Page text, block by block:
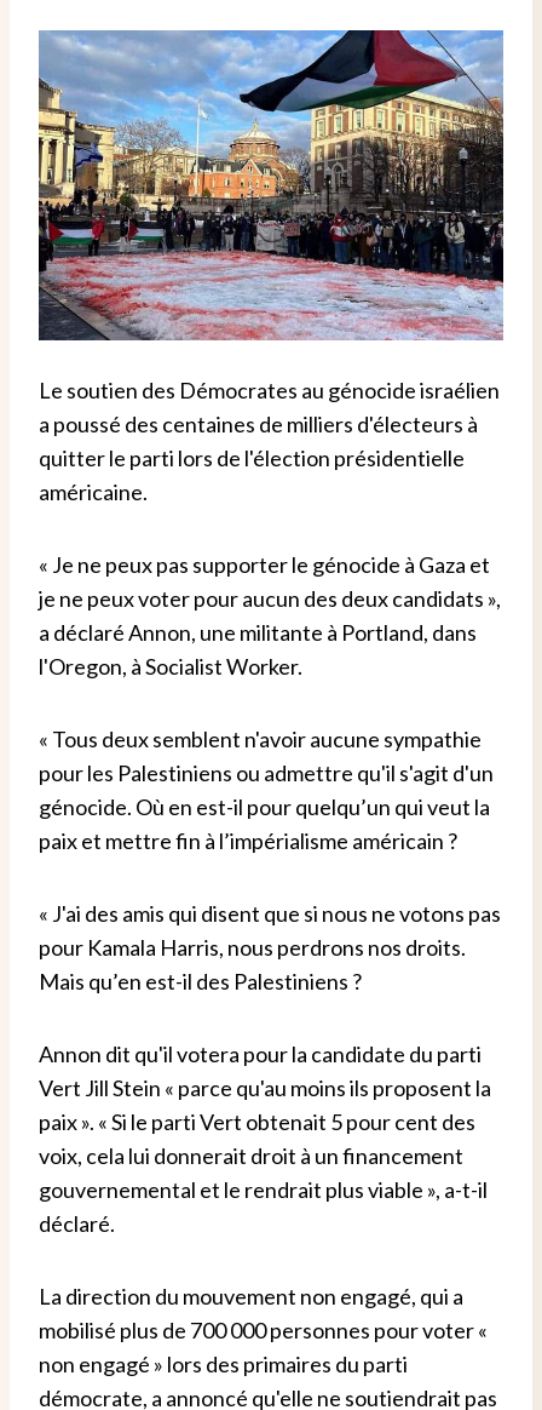
Le soutien des Démocrates au génocide israélien
a poussé des centaines de milliers d'électeurs à
quitter le parti lors de l'élection présidentielle
américaine.
« Je ne peux pas supporter le génocide à Gaza et
je ne peux voter pour aucun des deux candidats »,
a déclaré Annon, une militante à Portland, dans
l'Oregon, à Socialist Worker.
« Tous deux semblent n'avoir aucune sympathie
pour les Palestiniens ou admettre qu'il s'agit d'un
génocide. Où en est-il pour quelqu’un qui veut la
paix et mettre fin à l’impérialisme américain ?
« J'ai des amis qui disent que si nous ne votons pas
pour Kamala Harris, nous perdrons nos droits.
Mais qu’en est-il des Palestiniens ?
Annon dit qu'il votera pour la candidate du parti
Vert Jill Stein « parce qu'au moins ils proposent la
paix ». « Si le parti Vert obtenait 5 pour cent des
voix, cela lui donnerait droit à un financement
gouvernemental et le rendrait plus viable », a-t-il
déclaré.
La direction du mouvement non engagé, qui a
mobilisé plus de 700 000 personnes pour voter «
non engagé » lors des primaires du parti
démocrate, a annoncé qu'elle ne soutiendrait pas